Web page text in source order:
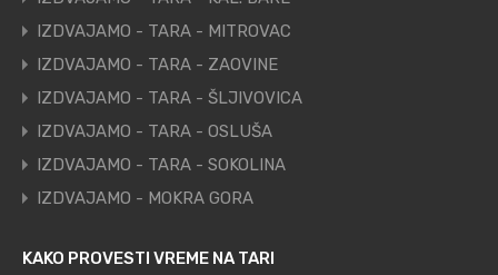
IZDVAJAMO - TARA - MITROVAC
IZDVAJAMO - TARA - ZAOVINE
IZDVAJAMO - TARA - ŠLJIVOVICA
IZDVAJAMO - TARA - OSLUŠA
IZDVAJAMO - TARA - SOKOLINA
IZDVAJAMO - MOKRA GORA
KAKO PROVESTI VREME NA TARI